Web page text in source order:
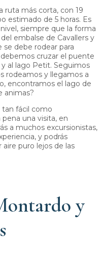
ruta más corta, con 19
estimado de 5 horas. Es
siempre que la forma
embalse de Cavallers y
se debe rodear para
cruzar el puente
al lago Petit. Seguimos
rodeamos y llegamos a
encontramos el lago de
animas?
fácil como
una visita, en
a muchos excursionistas,
y podrás
puro lejos de las
y